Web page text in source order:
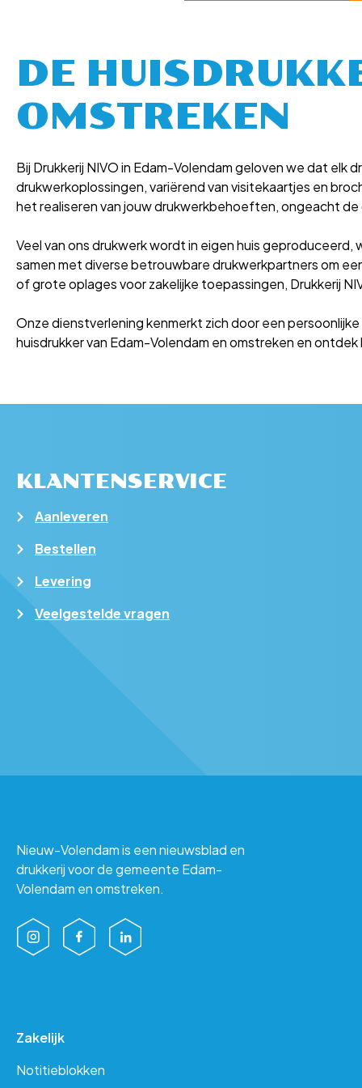
DE
OMSTREKEN
Bij Drukkerij NIVO in Edam-Volendam geloven we dat
drukwerkoplossingen, variërend van visitekaartjes en
het realiseren van jouw drukwerkbehoeften, ongeacht
Veel van ons drukwerk wordt in eigen huis
samen met diverse betrouwbare drukwerkpartners om
of grote oplages voor zakelijke toepassingen, Drukkerij
Onze dienstverlening kenmerkt zich door een
huisdrukker van Edam-Volendam en omstreken en
KLANTENSERVICE
Aanleveren
Bestellen
Levering
Veelgestelde vragen
Nieuw-Volendam is een nieuwsblad en
drukkerij voor de gemeente Edam-
Volendam en omstreken.
Zakelijk
Notitieblokken